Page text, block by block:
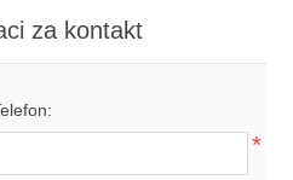
za kontakt
*